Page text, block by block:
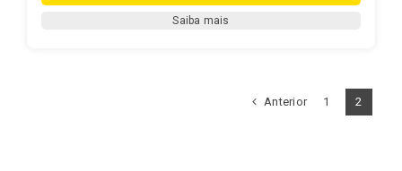
Mate,
Saiba mais
Anterior 1 2